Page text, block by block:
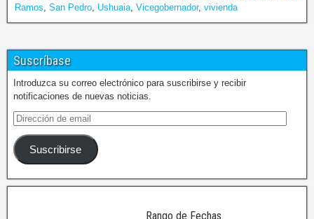
Ramos San Pedro Ushuaia Vicegobernador, vivienda
Suscríbase
Introduzca su correo electrónico para suscribirse y recibir
notificaciones de nuevas noticias.
Suscribirse
Rango de Fechas